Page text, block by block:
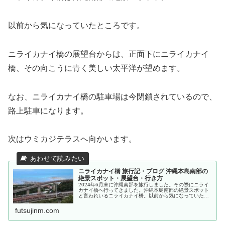
以前から気になっていたところです。
ニライカナイ橋の展望台からは、正面下にニライカナイ
橋、その向こうに青く美しい太平洋が望めます。
なお、ニライカナイ橋の駐車場は今閉鎖されているので、
路上駐車になります。
次はウミカジテラスへ向かいます。
ニライカナイ橋 旅行記・ブログ 沖縄本島南部の
絶景スポット・展望台・行き方
2024年6月末に沖縄南部を旅行しました。その際にニライ
カナイ橋へ行ってきました。沖縄本島南部の絶景スポット
と言われいるニライカナイ橋。以前から気になっていたと
futsujinm.com